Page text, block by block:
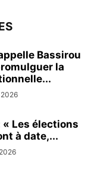
Bassirou
la
« Les élections
à date,...